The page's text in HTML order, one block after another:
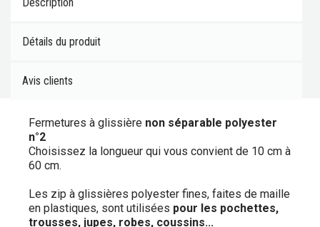
Détails du produit
Avis clients
Fermetures à glissière non séparable polyester
n°2
Choisissez la longueur qui vous convient de 10 cm à
60 cm.
Les zip à glissières polyester fines, faites de maille
en plastiques, sont utilisées pour les pochettes,
trousses, jupes, robes, coussins...